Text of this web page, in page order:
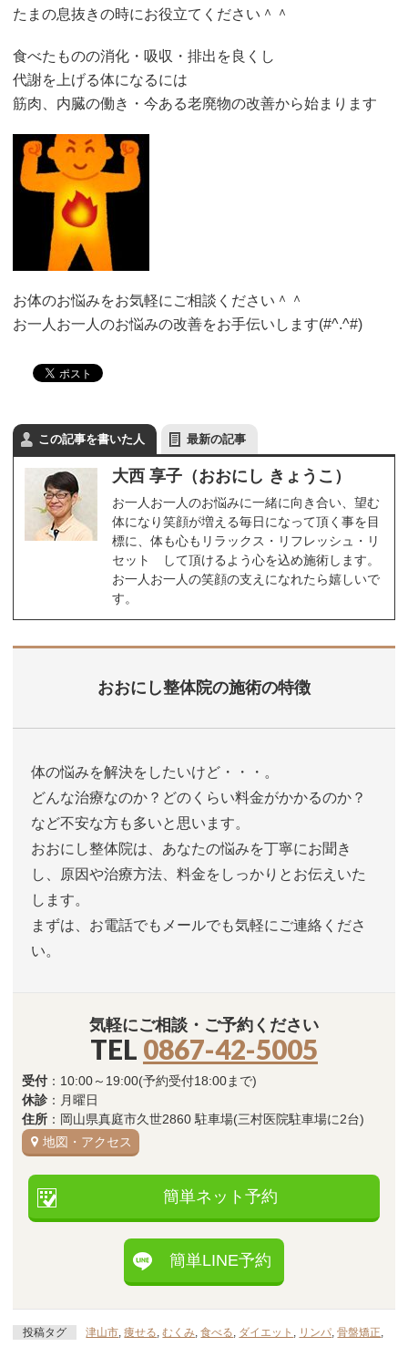
たまの息抜きの時にお役立てください＾＾
食べたものの消化・吸収・排出を良くし
代謝を上げる体になるには
筋肉、内臓の働き・今ある老廃物の改善から始まります
お体のお悩みをお気軽にご相談ください＾＾
お一人お一人のお悩みの改善をお手伝いします(#^.^#)
この記事を書いた人 最新の記事
大西 享子（おおにし きょうこ）
お一人お一人のお悩みに一緒に向き合い、望む
体になり笑顔が増える毎日になって頂く事を目
標に、体も心もリラックス・リフレッシュ・リ
セット して頂けるよう心を込め施術します。
お一人お一人の笑顔の支えになれたら嬉しいで
す。
おおにし整体院の施術の特徴
体の悩みを解決をしたいけど・・・。
どんな治療なのか？どのくらい料金がかかるのか？
など不安な方も多いと思います。
おおにし整体院は、あなたの悩みを丁寧にお聞き
し、原因や治療方法、料金をしっかりとお伝えいた
します。
まずは、お電話でもメールでも気軽にご連絡くださ
い。
気軽にご相談・ご予約ください
TEL 0867-42-5005
受付 ：10:00～19:00(予約受付18:00まで)
休診 ：月曜日
住所 ：岡山県真庭市久世2860 駐車場(三村医院駐車場に2台)
地図・アクセス
簡単ネット予約
簡単LINE予約
投稿タグ 津山市,痩せる,むくみ,食べる, ダイエット , リンパ,骨盤矯正,